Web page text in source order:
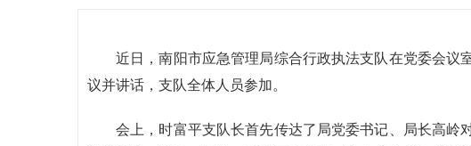
近日，南阳市应急管理局综合行政执法支队在党委会议
议并讲话，支队全体人员参加。
会上，时富平支队长首先传达了局党委书记、局长高岭